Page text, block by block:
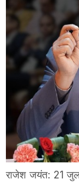
राजेश जयंत: 21